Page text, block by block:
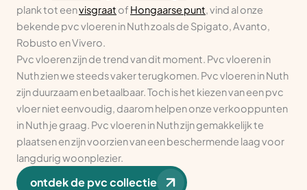
plank tot eenvisgraat of Hongaarse punt, vind al onze
bekende pvc vloeren in Nuth zoals de Spigato, Avanto,
Robusto en Vivero.
Pvc vloeren zijn de trend van dit moment. Pvc vloeren in
Nuth zien we steeds vaker terugkomen. Pvc vloeren in Nuth
zijn duurzaam en betaalbaar. Toch is het kiezen van een pvc
vloer niet eenvoudig, daarom helpen onze verkooppunten
in Nuth je graag. Pvc vloeren in Nuth zijn gemakkelijk te
plaatsen en zijn voorzien van een beschermende laag voor
langdurig woonplezier.
ontdek de pvc collectie